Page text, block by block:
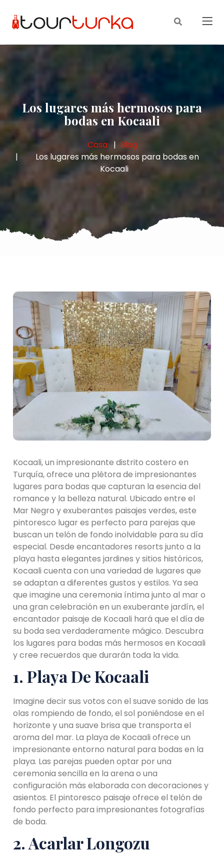
Los lugares más hermosos para
bodas en Kocaali
Casa
Blog
Los lugares más hermosos para bodas en
Kocaali
Kocaali, un impresionante distrito costero en
Turquía, ofrece una plétora de impresionantes
lugares para bodas que capturan la esencia del
romance y la belleza natural. Ubicado entre el
Mar Negro y exuberantes paisajes verdes, este
pintoresco lugar es perfecto para parejas que
buscan un telón de fondo inolvidable para su día
especial. Desde encantadores resorts junto a la
playa hasta elegantes jardines y sitios históricos,
Kocaali cuenta con una variedad de lugares que
se adaptan a diferentes gustos y estilos. Ya sea
que imagine una ceremonia íntima junto al mar o
una gran celebración en un exuberante jardín, el
encantador paisaje de Kocaali hará que el día de
su boda sea verdaderamente mágico. Descubra
los lugares para bodas más hermosos en Kocaali
y cree recuerdos que durarán toda la vida.
1. Playa De Kocaali
Imagine decir sus votos con el suave sonido de las
olas rompiendo de fondo, el sol poniéndose en el
horizonte y una suave brisa que transporta el
aroma del mar. La playa de Kocaali ofrece un
impresionante entorno natural para bodas en la
playa. Las parejas pueden optar por una
ceremonia sencilla en la arena o una
configuración más elaborada con decoraciones y
asientos. El pintoresco paisaje ofrece el telón de
fondo perfecto para impresionantes fotografías
de boda.
2. Acarlar Longozu